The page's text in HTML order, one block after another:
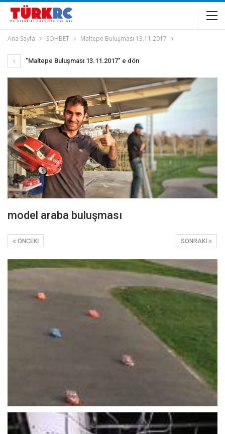
Ana Sayfa SOHBET Maltepe Buluşması 13.11.2017
"Maltepe Buluşması 13.11.2017" e dön
model araba buluşması
SONRAKI
ÖNCEKI